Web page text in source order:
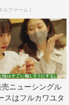
ルファーム )
ニューシングル
スはフルカワユタ